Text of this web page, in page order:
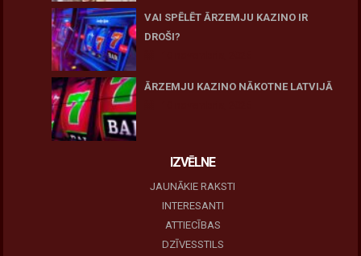
VAI SPĒLĒT ĀRZEMJU KAZINO IR
DROŠI?
ĀRZEMJU KAZINO NĀKOTNE LATVIJĀ
IZVĒLNE
JAUNĀKIE RAKSTI
INTERESANTI
ATTIECĪBAS
DZĪVESSTILS